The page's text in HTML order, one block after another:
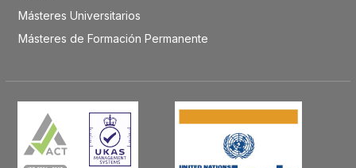
Másteres Universitarios
Másteres de Formación Permanente